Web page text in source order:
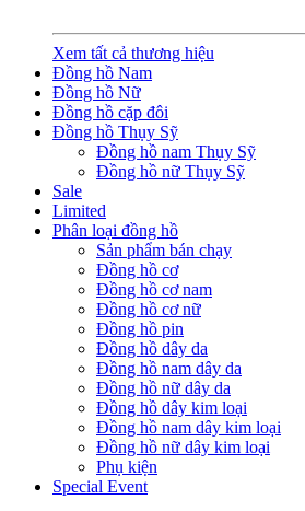
Xem tất cả thương hiệu
Đồng hồ Nam
Đồng hồ Nữ
Đồng hồ cặp đôi
Đồng hồ Thụy Sỹ
Đồng hồ nam Thụy Sỹ
Đồng hồ nữ Thụy Sỹ
Sale
Limited
Phân loại đồng hồ
Sản phẩm bán chạy
Đồng hồ cơ
Đồng hồ cơ nam
Đồng hồ cơ nữ
Đồng hồ pin
Đồng hồ dây da
Đồng hồ nam dây da
Đồng hồ nữ dây da
Đồng hồ dây kim loại
Đồng hồ nam dây kim loại
Đồng hồ nữ dây kim loại
Phụ kiện
Special Event